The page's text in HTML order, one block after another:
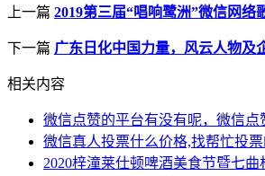
上一篇 2019第三届“唱响鹭洲”微信网络
下一篇 广东日化中国力量，风云人物及
相关内容
微信点赞的平台有没有呢，微信点
微信真人投票什么价格,找帮忙投
2020梓潼莱仕顿啤酒美食节暨七